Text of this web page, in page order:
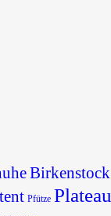
Birkenstock
Pfütze Plateau